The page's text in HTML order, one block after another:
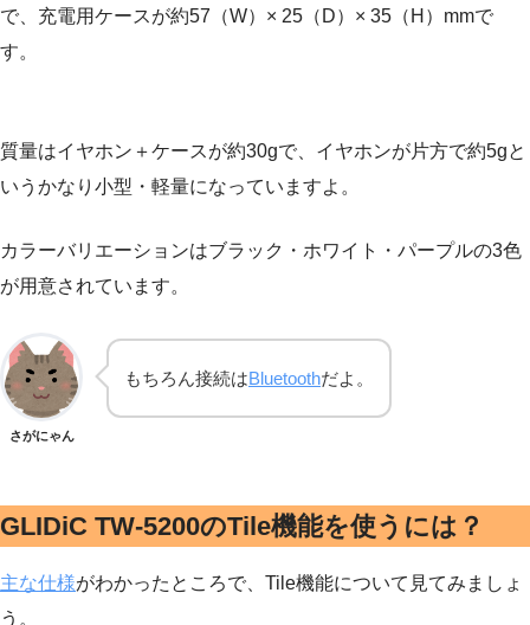
で、充電用ケースが約57（W）× 25（D）× 35（H）mmで
す。
質量はイヤホン＋ケースが約30gで、イヤホンが片方で約5gと
いうかなり小型・軽量になっていますよ。
カラーバリエーションはブラック・ホワイト・パープルの3色
が用意されています。
さがにゃん
もちろん接続はBluetoothだよ。
GLIDiC TW-5200のTile機能を使うには？
主な仕様がわかったところで、Tile機能について見てみましょ
う。